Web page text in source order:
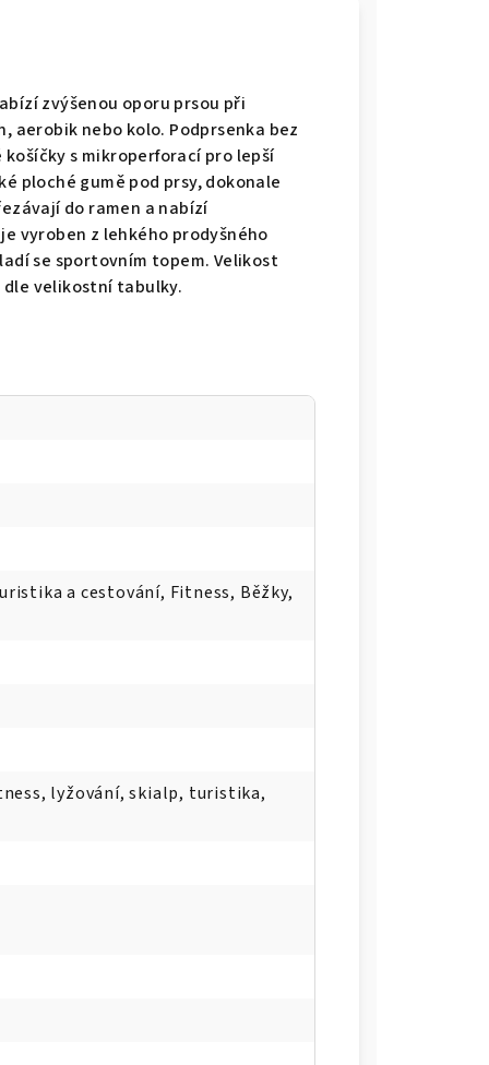
zvýšenou oporu prsou při
nebo kolo. Podprsenka bez
s mikroperforací pro lepší
ploché gumě pod prsy, dokonale
do ramen a nabízí
vyroben z lehkého prodyšného
se sportovním topem. Velikost
velikostní tabulky.
a cestování, Fitness, Běžky,
lyžování, skialp, turistika,